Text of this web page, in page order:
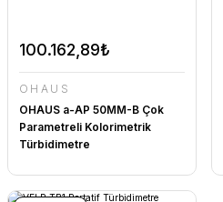
100.162,89₺
OHAUS
OHAUS a-AP 50MM-B Çok
Parametreli Kolorimetrik
Türbidimetre